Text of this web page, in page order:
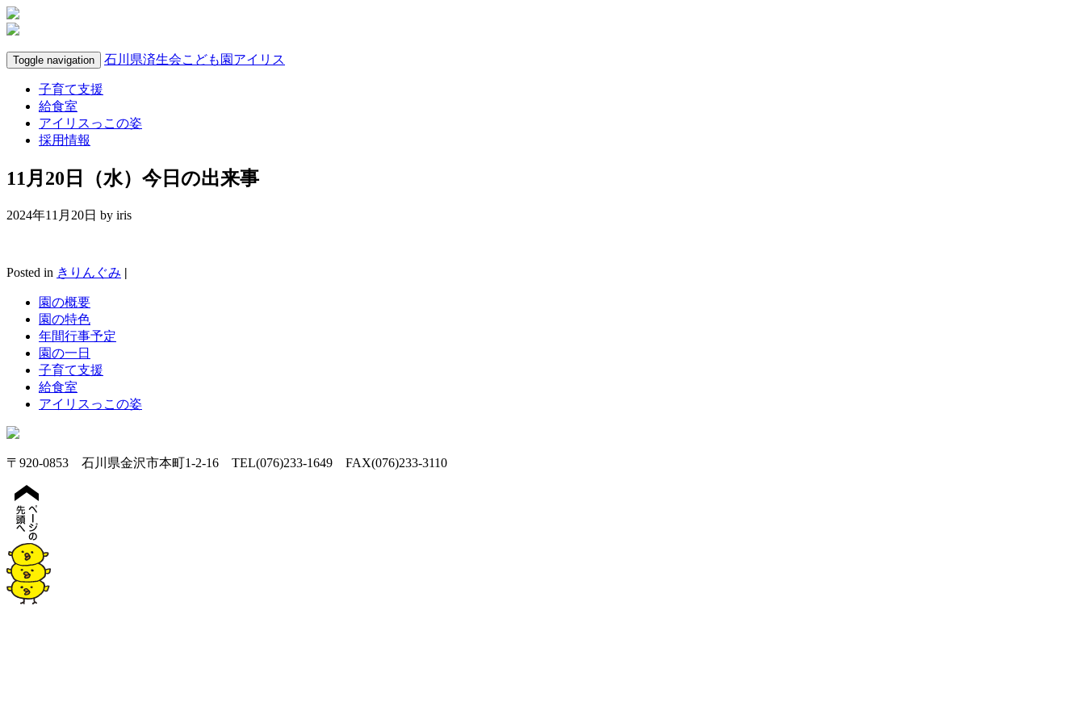
Toggle navigation 石川県済生会こども園アイリス
子育て支援
給食室
アイリスっこの姿
採用情報
11月20日（水）今日の出来事
2024年11月20日 by iris
Posted in きりんぐみ |
園の概要
園の特色
年間行事予定
園の一日
子育て支援
給食室
アイリスっこの姿
〒920-0853 石川県金沢市本町1-2-16 TEL(076)233-1649 FAX(076)233-3110